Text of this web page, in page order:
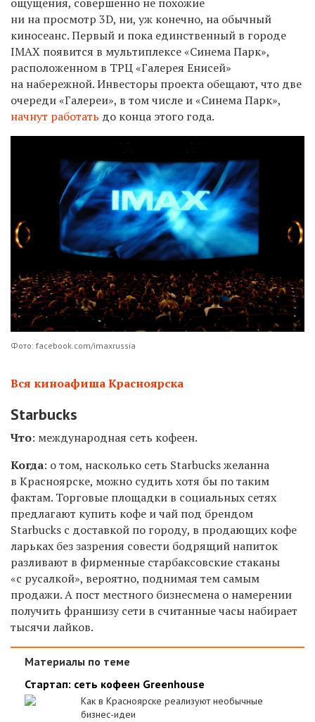
ощущения, совершенно не похожие
ни на просмотр 3D, ни, уж конечно, на обычный
киносеанс. Первый и пока единственный в городе
IMAX появится в мультиплексе «Синема Парк»,
расположенном в ТРЦ «Галерея Енисей»
на набережной. Инвесторы проекта обещают, что две
очереди «Галереи», в том числе и «Синема Парк»,
начнут работать до конца этого года.
Фото: facebook.com/imaxrussia
Вся киноафиша Красноярска
Starbucks
Что: международная сеть кофеен.
Когда: о том, насколько сеть Starbucks желанна
в Красноярске, можно судить хотя бы по таким
фактам. Торговые площадки в социальных сетях
предлагают купить кофе и чай под брендом
Starbucks с доставкой по городу, в продающих кофе
ларьках без зазрения совести бодрящий напиток
разливают в фирменные старбаксовские стаканы
«с русалкой», вероятно, поднимая тем самым
продажи. А пост местного бизнесмена о намерении
получить франшизу сети в считанные часы набирает
тысячи лайков.
Материалы по теме
Стартап: сеть кофеен Greenhouse
Как в Красноярске реализуют необычные
бизнес-идеи